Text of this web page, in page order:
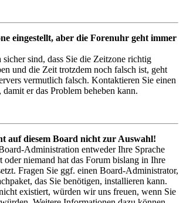
eingestellt, aber die Forenuhr geht immer
sicher sind, dass Sie die Zeitzone richtig
und die Zeit trotzdem noch falsch ist, geht
vermutlich falsch. Kontaktieren Sie einen
er das Problem beheben kann.
auf diesem Board nicht zur Auswahl!
Administration entweder Ihre Sprache
oder niemand hat das Forum bislang in Ihre
Fragen Sie ggf. einen Board-Administrator,
das Sie benötigen, installieren kann.
existiert, würden wir uns freuen, wenn Sie